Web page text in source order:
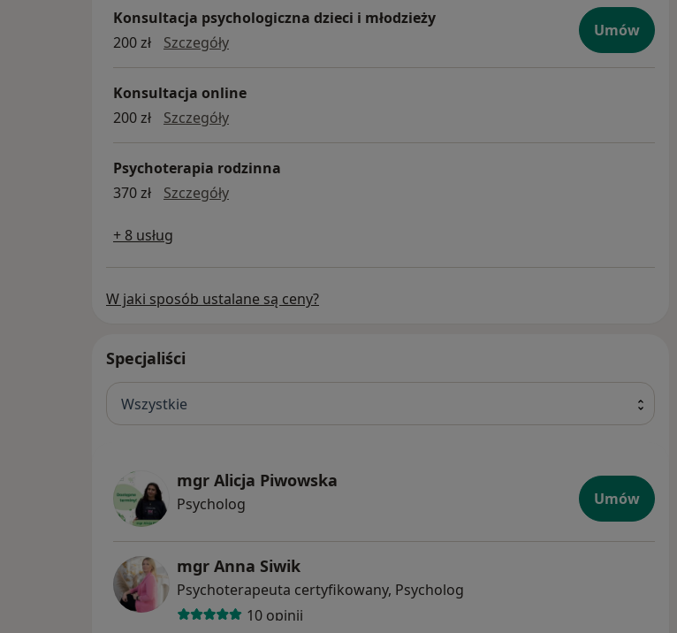
+48 739 986 938
kontakt@jesteswazny.pl
Pamiętaj, że jesteś ważny!
Konsultacja psychologiczna dzieci i młodzieży
200 zł
Szczegółykonsultacja psychologiczna dzieci i młodzieży
Umów
Konsultacja online
200 zł
Szczegółykonsultacja online
Psychoterapia rodzinna
370 zł
Szczegółypsychoterapia rodzinna
+ 8 usług
W jaki sposób ustalane są ceny?
Specjaliści
Wszystkie
mgr Alicja Piwowska
Psycholog Umów
mgr Anna Siwik
Psychoterapeuta certyfikowany, Psycholog
10 opinii